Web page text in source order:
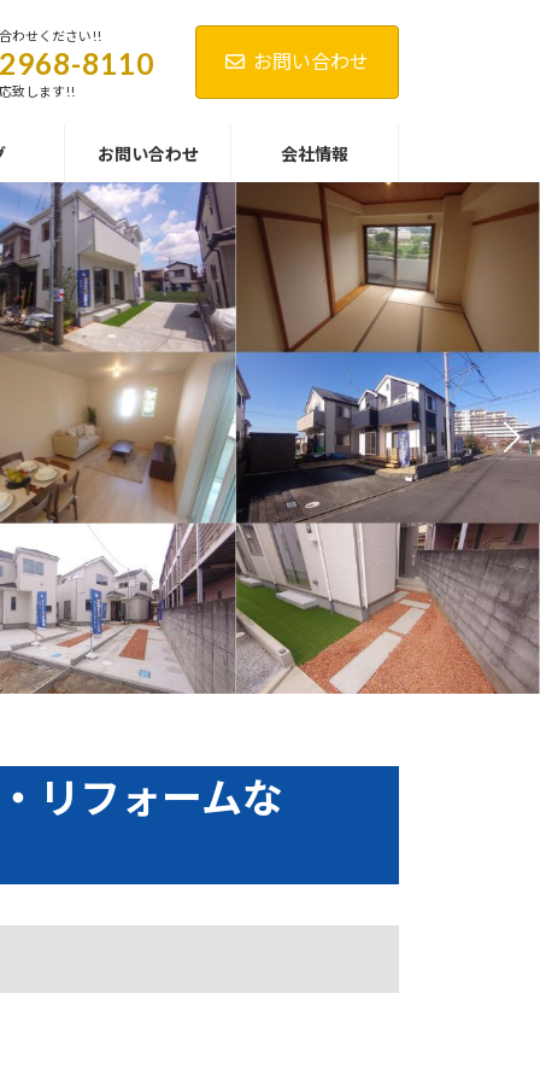
わせください!!
8110
致します!!
お問い合わせ
お問い合わせ 会社情報
など
リフォームな